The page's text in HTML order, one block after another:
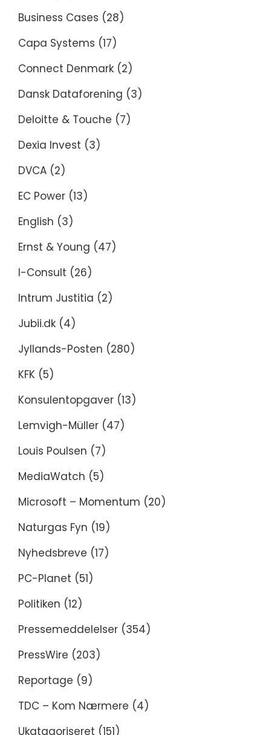
Business Cases (28)
Capa Systems (17)
Connect Denmark (2)
Dansk Dataforening (3)
Deloitte & Touche (7)
Dexia Invest (3)
DVCA (2)
EC Power (13)
English (3)
Ernst & Young (47)
I-Consult (26)
Intrum Justitia (2)
Jubii.dk (4)
Jyllands-Posten (280)
KFK (5)
Konsulentopgaver (13)
Lemvigh-Müller (47)
Louis Poulsen (7)
MediaWatch (5)
Microsoft – Momentum (20)
Naturgas Fyn (19)
Nyhedsbreve (17)
PC-Planet (51)
Politiken (12)
Pressemeddelelser (354)
PressWire (203)
Reportage (9)
TDC – Kom Nærmere (4)
Ukatagoriseret (151)